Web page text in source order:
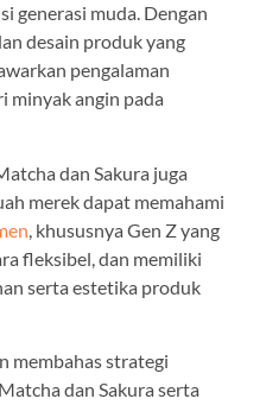
generasi muda. Dengan
desain produk yang
pengalaman
minyak angin pada
dan Sakura juga
merek dapat memahami
, khususnya Gen Z yang
fleksibel, dan memiliki
serta estetika produk
membahas strategi
dan Sakura serta